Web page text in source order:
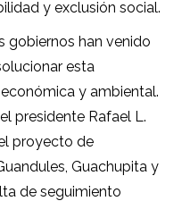
y exclusión social.
gobiernos han venido
esta
y ambiental.
presidente Rafael L.
proyecto de
Guachupita y
de seguimiento